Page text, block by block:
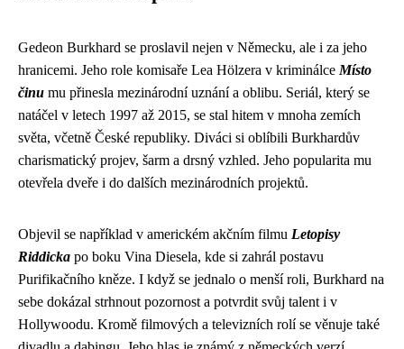
Gedeon Burkhard se proslavil nejen v Německu, ale i za jeho
hranicemi. Jeho role komisaře Lea Hölzera v kriminálce Místo
činu mu přinesla mezinárodní uznání a oblibu. Seriál, který se
natáčel v letech 1997 až 2015, se stal hitem v mnoha zemích
světa, včetně České republiky. Diváci si oblíbili Burkhardův
charismatický projev, šarm a drsný vzhled. Jeho popularita mu
otevřela dveře i do dalších mezinárodních projektů.
Objevil se například v americkém akčním filmu Letopisy
Riddicka po boku Vina Diesela, kde si zahrál postavu
Purifikačního kněze. I když se jednalo o menší roli, Burkhard na
sebe dokázal strhnout pozornost a potvrdit svůj talent i v
Hollywoodu. Kromě filmových a televizních rolí se věnuje také